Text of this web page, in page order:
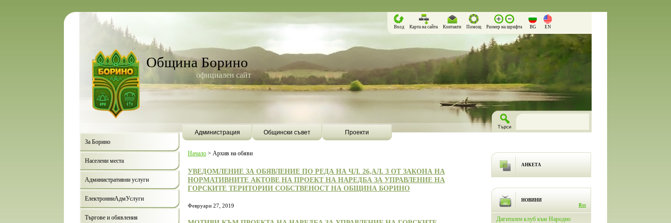
Община Борино
официален сайт
Вход Карта на сайта Контакти Помощ Размер на шрифта BG EN
Администрация Общински съвет
Проекти
За Борино
Населени места
Административни услуги
ЕлектронниАдмУслуги
Търгове и обявления
Начало > Архив на обяви
УВЕДОМЛЕНИЕ ЗА ОБЯВЛЕНИЕ ПО РЕДА НА ЧЛ. 26,АЛ. 3 ОТ ЗАКОНА НА
НОРМАТИВНИТЕ АКТОВЕ НА ПРОЕКТ НА НАРЕДБА ЗА УПРАВЛЕНИЕ НА
ГОРСКИТЕ ТЕРИТОРИИ СОБСТВЕНОСТ НА ОБЩИНА БОРИНО
Февруари 27, 2019
АНКЕТА
НОВИНИ
Rss
Борино ще бъде първата община в
Община Борино сключи
Дигитален клуб към Народно